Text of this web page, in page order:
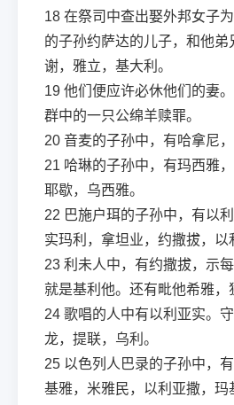
18 在祭司中查出娶外邦女子
的子孙约萨达的儿子，和他弟
谢，雅立，基大利。
19 他们便应许必休他们的妻
群中的一只公绵羊赎罪。
20 音麦的子孙中，有哈拿尼，
21 哈琳的子孙中，有玛西雅
耶歇，乌西雅。
22 巴施户珥的子孙中，有以
实玛利，拿坦业，约撒拔，以
23 利未人中，有约撒拔，示
就是基利他。还有毗他希雅，
24 歌唱的人中有以利亚实。
龙，提联，乌利。
25 以色列人巴录的子孙中，
基雅，米雅民，以利亚撒，玛